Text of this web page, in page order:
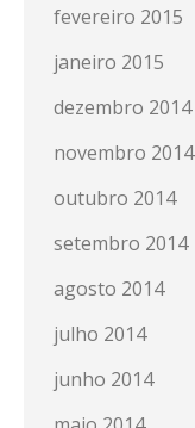
fevereiro 2015
janeiro 2015
dezembro 2014
novembro 2014
outubro 2014
setembro 2014
agosto 2014
julho 2014
junho 2014